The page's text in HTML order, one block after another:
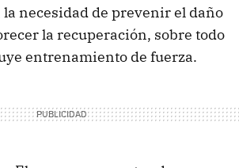
necesidad de prevenir el daño
la recuperación, sobre todo
entrenamiento de fuerza.